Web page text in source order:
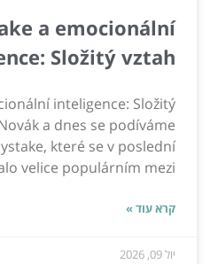
a emocionální
Složitý vztah
inteligence: Složitý
a dnes se podíváme
které se v poslední
velice populárním mezi...
קרא עוד »
יול 09, 2026